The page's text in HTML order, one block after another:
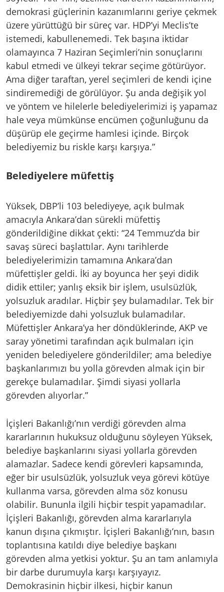
demokrasi güçlerinin kazanımlarını geriye çekmek
üzere yürüttüğü bir süreç var. HDP’yi Meclis’te
istemedi, kabullenemedi. Tek başına iktidar
olamayınca 7 Haziran Seçimleri’nin sonuçlarını
kabul etmedi ve ülkeyi tekrar seçime götürüyor.
Ama diğer taraftan, yerel seçimleri de kendi içine
sindiremediği de görülüyor. Şu anda değişik yol
ve yöntem ve hilelerle belediyelerimizi iş yapamaz
hale veya mümkünse encümen çoğunluğunu da
düşürüp ele geçirme hamlesi içinde. Birçok
belediyemiz bu riskle karşı karşıya.”
Belediyelere müfettiş
Yüksek, DBP’li 103 belediyeye, açık bulmak
amacıyla Ankara’dan sürekli müfettiş
gönderildiğine dikkat çekti: “24 Temmuz’da bir
savaş süreci başlattılar. Aynı tarihlerde
belediyelerimizin tamamına Ankara’dan
müfettişler geldi. İki ay boyunca her şeyi didik
didik ettiler; yanlış eksik bir işlem, usulsüzlük,
yolsuzluk aradılar. Hiçbir şey bulamadılar. Tek bir
belediyemizde dahi yolsuzluk bulamadılar.
Müfettişler Ankara’ya her döndüklerinde, AKP ve
saray yönetimi tarafından açık bulmaları için
yeniden belediyelere gönderildiler; ama belediye
başkanlarımızı bu yolla görevden almak için bir
gerekçe bulamadılar. Şimdi siyasi yollarla
görevden alıyorlar.”
İçişleri Bakanlığı’nın verdiği görevden alma
kararlarının hukuksuz olduğunu söyleyen Yüksek,
belediye başkanlarını siyasi yollarla görevden
alamazlar. Sadece kendi görevleri kapsamında,
eğer bir usulsüzlük, yolsuzluk veya görevi kötüye
kullanma varsa, görevden alma söz konusu
olabilir. Bununla ilgili hiçbir tespit yapamadılar.
İçişleri Bakanlığı, görevden alma kararlarıyla
kanun dışına çıkmıştır. İçişleri Bakanlığı’nın, basın
toplantısına katıldı diye belediye başkanı
görevden alma yetkisi yoktur. Şu an tam anlamıyla
bir darbe durumuyla karşı karşıyayız.
Demokrasinin hiçbir ilkesi, hiçbir kanun